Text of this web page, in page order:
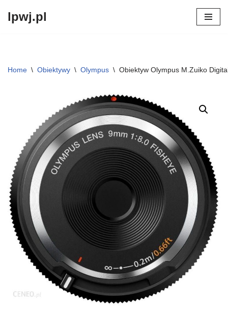
lpwj.pl
Home \ Obiektywy \ Olympus \ Obiektyw Olympus M.Zuiko